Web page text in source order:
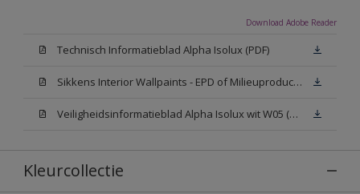
Download Adobe Reader
Technisch Informatieblad Alpha Isolux (PDF)
Sikkens Interior Wallpaints - EPD of Milieuproductverklaring
Veiligheidsinformatieblad Alpha Isolux wit W05 (SDS)
Kleurcollectie